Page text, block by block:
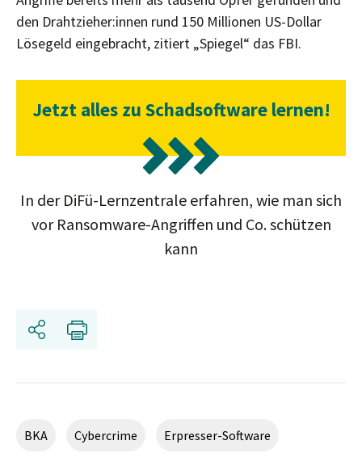
den Drahtzieher:innen rund 150 Millionen US-Dollar
Lösegeld eingebracht, zitiert „Spiegel“ das FBI.
Jetzt alles zu Schadsoftware lernen!
In der DiFü-Lernzentrale erfahren, wie man sich
vor Ransomware-Angriffen und Co. schützen
kann
Teilen
BKA Cybercrime Erpresser-Software